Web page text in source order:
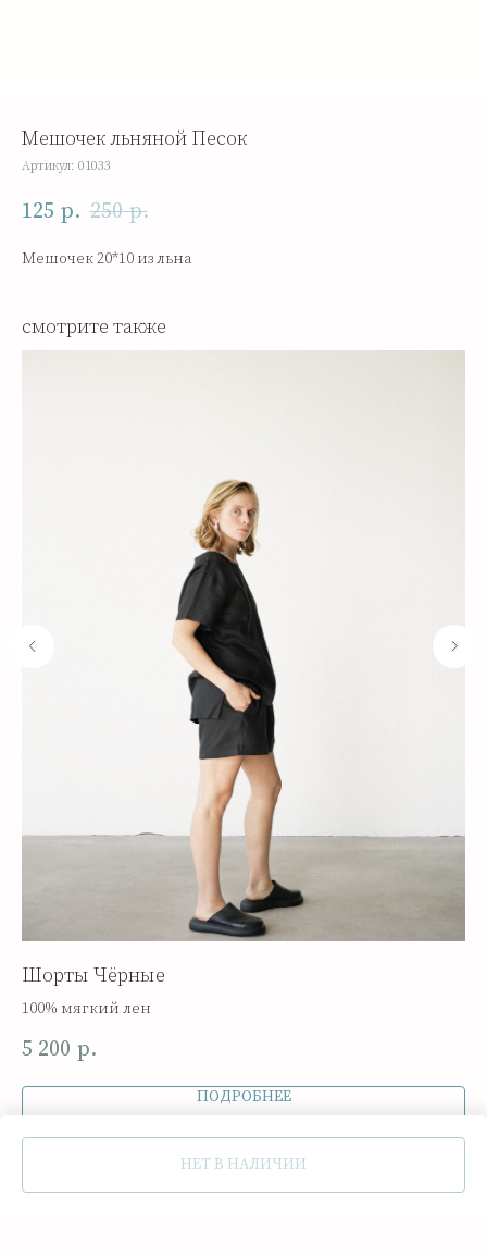
Мешочек льняной Песок
Артикул: 01033
125 р. 250 р.
НЕТ В НАЛИЧИИ
Мешочек 20*10 из льна
смотрите также
Шорты Чёрные
100% мягкий лен
5 200 р.
ПОДРОБНЕЕ
В КОРЗИНУ